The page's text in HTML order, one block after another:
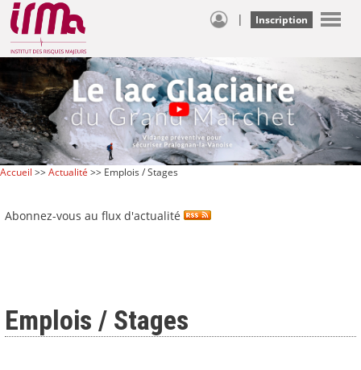
| Inscription
Accueil >>Actualité >> Emplois / Stages
Abonnez-vous au flux d'actualité
Emplois / Stages